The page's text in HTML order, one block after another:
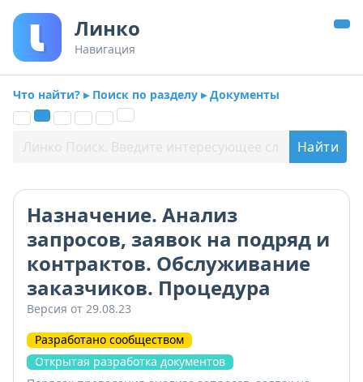
Линко
Навигация
Что найти? ▸ Поиск по разделу ▸ Документы
Назначение. Анализ
запросов, заявок на подряд и
контрактов. Обслуживание
заказчиков. Процедура
Версия от 29.08.23
Разработано сообществом
Открытая разработка документов